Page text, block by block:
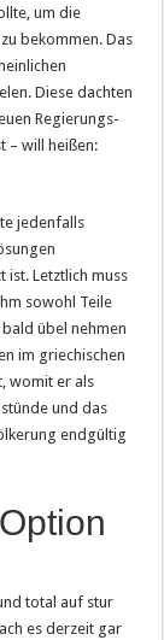
um die
bekommen. Das
Diese dachten
Regierungs-
– will heißen:
jedenfalls
ist. Letztlich muss
sowohl Teile
übel nehmen
im griechischen
womit er als
und das
endgültig
total auf stur
es derzeit gar